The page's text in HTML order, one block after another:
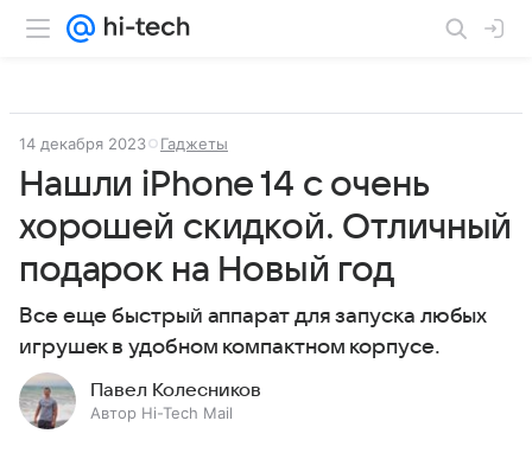
14 декабря 2023 Гаджеты
Нашли iPhone 14 с очень
хорошей скидкой. Отличный
подарок на Новый год
Все еще быстрый аппарат для запуска любых
игрушек в удобном компактном корпусе.
Павел Колесников
Автор Hi-Tech Mail